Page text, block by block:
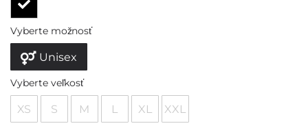
Vyberte možnosť
Unisex
Vyberte veľkosť
XS S M L XL XXL